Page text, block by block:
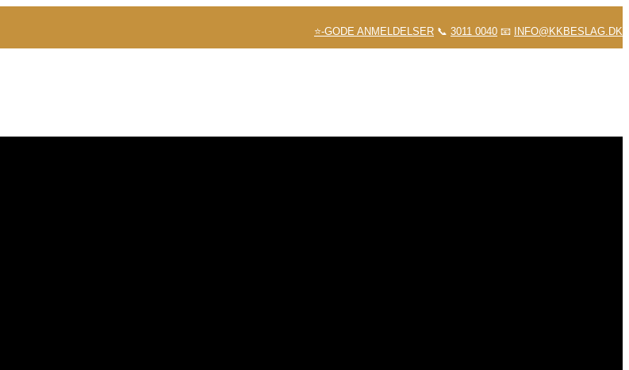
⭐-GODE ANMELDELSER 📞 3011 0040 📧 INFO@KKBESLAG.DK